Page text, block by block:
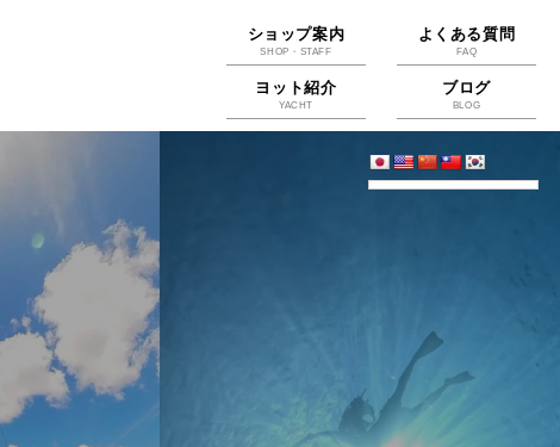
ショップ案内
SHOP・STAFF
よくある質問
FAQ
ヨット紹介
YACHT
ブログ
BLOG